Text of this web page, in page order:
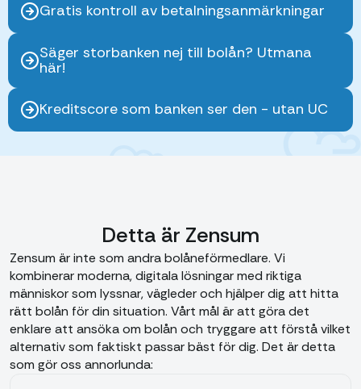
Gratis kontroll av betalningsanmärkningar
Säger storbanken nej till bolån? Utmana
här!
Kreditscore som banken ser den - utan UC
Detta är Zensum
Zensum är inte som andra bolåneförmedlare. Vi
kombinerar moderna, digitala lösningar med riktiga
människor som lyssnar, vägleder och hjälper dig att hitta
rätt bolån för din situation. Vårt mål är att göra det
enklare att ansöka om bolån och tryggare att förstå vilket
alternativ som faktiskt passar bäst för dig. Det är detta
som gör oss annorlunda: